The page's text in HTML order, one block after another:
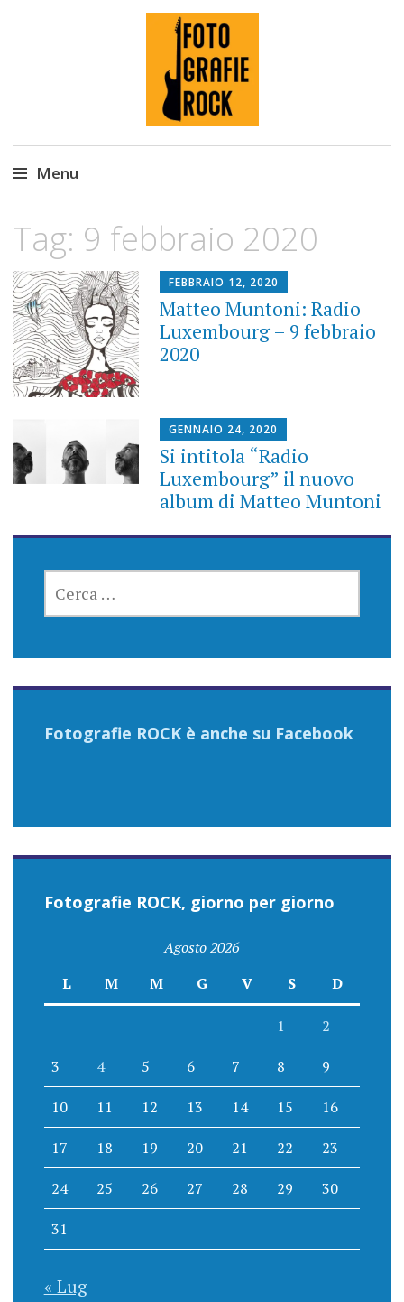
Fotografie ROCK
Menu
content
Tag: 9 febbraio 2020
FEBBRAIO 12, 2020
Matteo Muntoni: Radio
Luxembourg – 9 febbraio
2020
GENNAIO 24, 2020
Si intitola “Radio
Luxembourg” il nuovo
album di Matteo Muntoni
PER:
Fotografie ROCK è anche su Facebook
Fotografie ROCK, giorno per giorno
Agosto 2026
L
M M G V S D
1 2
3 4 5 6 7 8 9
10 11 12 13 14 15 16
17 18 19 20 21 22 23
24 25 26 27 28 29 30
31
« Lug